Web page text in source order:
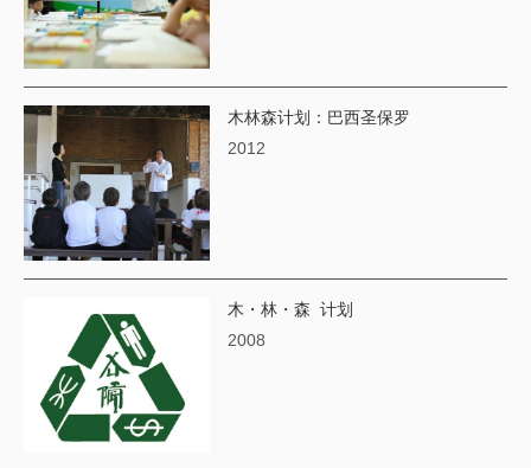
木林森计划：巴西圣保罗
2012
木・林・森 计划
2008